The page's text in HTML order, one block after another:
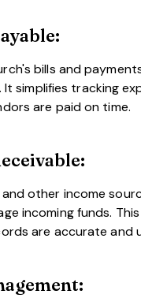
bills and
simplifies tracking
are paid on time.
other income
incoming funds.
are accurate